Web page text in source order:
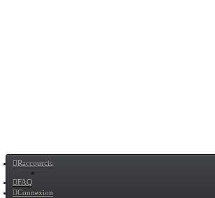
Raccourcis
FAQ
Connexion